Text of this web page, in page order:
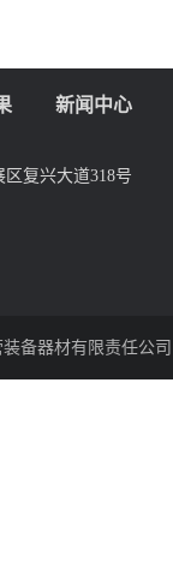
新闻中心
复兴大道318号
备器材有限责任公司